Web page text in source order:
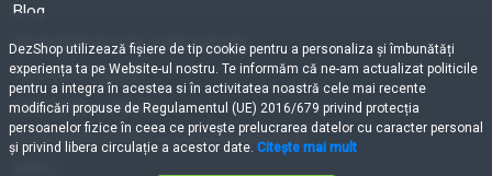
Blog
Dezmembrari auto toate marcile
Termeni și condiții
Politică de cookie-uri
Prelucrarea datelor cu caracter personal
DezShop utilizează fişiere de tip cookie pentru a personaliza și îmbunătăți
experiența ta pe Website-ul nostru. Te informăm că ne-am actualizat politicile
pentru a integra în acestea si în activitatea noastră cele mai recente
modificări propuse de Regulamentul (UE) 2016/679 privind protecția
persoanelor fizice în ceea ce privește prelucrarea datelor cu caracter personal
și privind libera circulație a acestor date. Citește mai mult